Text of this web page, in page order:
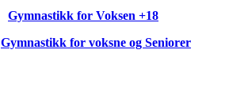
Gymnastikk for Voksen +18
Gymnastikk for voksne og Seniorer